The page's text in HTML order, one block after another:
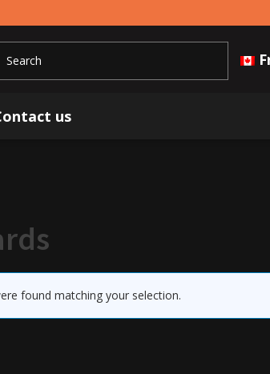
us
found matching your selection.